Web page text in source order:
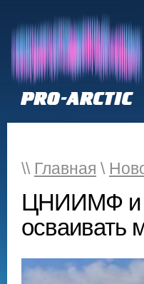
\\ Главная \
ЦНИИМФ и
осваивать